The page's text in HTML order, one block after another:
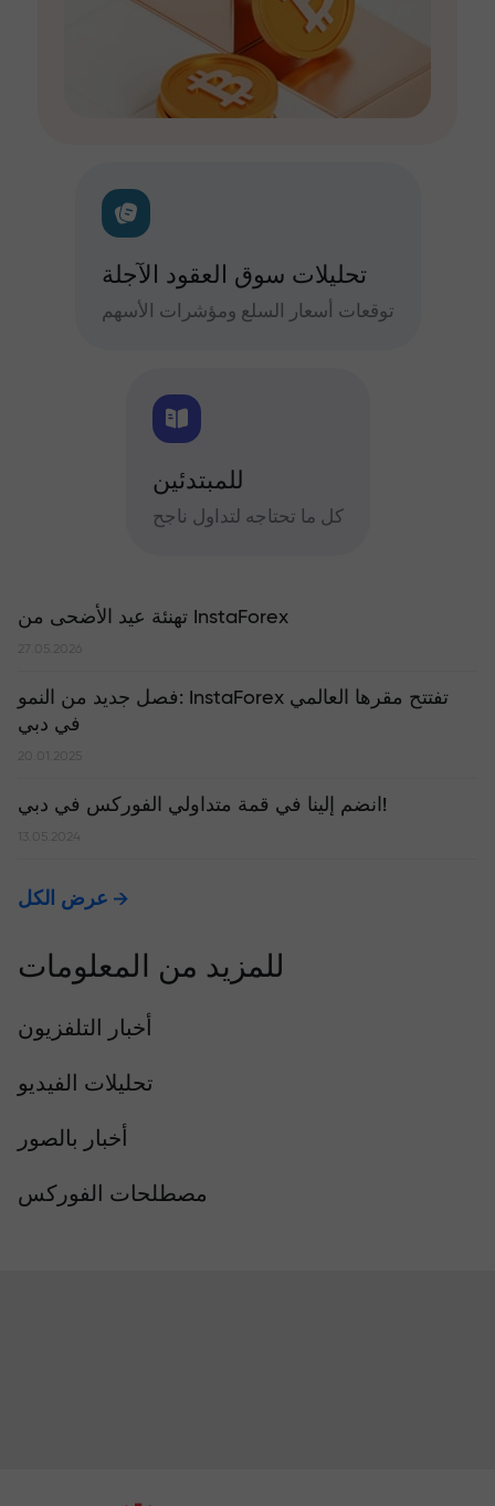
تحليلات سوق العقود الآجلة
توقعات أسعار السلع ومؤشرات الأسهم
للمبتدئين
كل ما تحتاجه لتداول ناجح
تهنئة عيد الأضحى من InstaForex
27.05.2026
​فصل جديد من النمو: InstaForex تفتتح مقرها العالمي
في دبي
20.01.2025
انضم إلينا في قمة متداولي الفوركس في دبي!
13.05.2024
عرض الكل
للمزيد من المعلومات
أخبار التلفزيون
تحليلات الفيديو
أخبار بالصور
مصطلحات الفوركس